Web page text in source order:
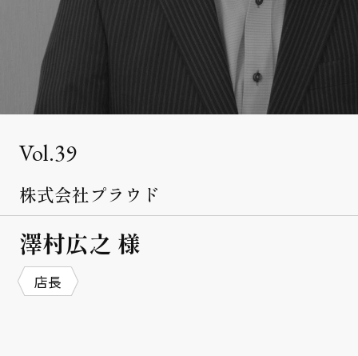
ニュース
ニュース
採用情報
39
株式会社プラウド
澤村広之 様
店長